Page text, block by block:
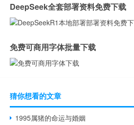
DeepSeek全套部署资料免费下载
免费可商用字体批量下载
猜你想看的文章
1995属猪的命运与婚姻